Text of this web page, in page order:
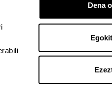
Dena
Laguntza
en
EHU Instagram-enEHU Youtube-en
EHU